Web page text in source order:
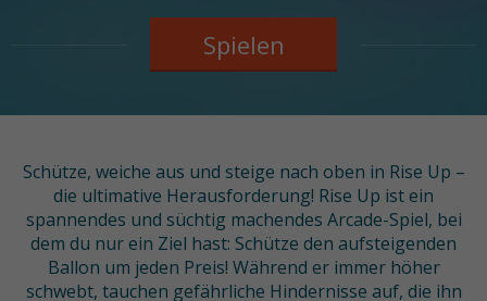
Spielen
Schütze, weiche aus und steige nach oben in Rise Up –
die ultimative Herausforderung! Rise Up ist ein
spannendes und süchtig machendes Arcade-Spiel, bei
dem du nur ein Ziel hast: Schütze den aufsteigenden
Ballon um jeden Preis! Während er immer höher
schwebt, tauchen gefährliche Hindernisse auf, die ihn